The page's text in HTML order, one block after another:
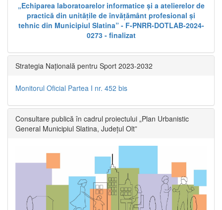
„Echiparea laboratoarelor informatice și a atelierelor de
practică din unitățile de învățământ profesional și
tehnic din Municipiul Slatina” - F-PNRR-DOTLAB-2024-
0273 - finalizat
Strategia Națională pentru Sport 2023-2032
Monitorul Oficial Partea I nr. 452 bis
Consultare publică în cadrul proiectului „Plan Urbanistic
General Municipiul Slatina, Județul Olt”